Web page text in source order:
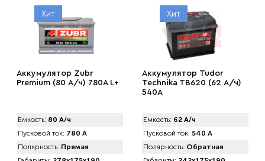
Хит
Аккумулятор Zubr
Premium (80 А/ч) 780А L+
Емкость: 80 А/ч
Пусковой ток: 780 А
Полярность: Прямая
Хит
Аккумулятор Tudor
Technika TB620 (62 А/ч)
540A
Емкость: 62 А/ч
Пусковой ток: 540 А
Полярность: Обратная